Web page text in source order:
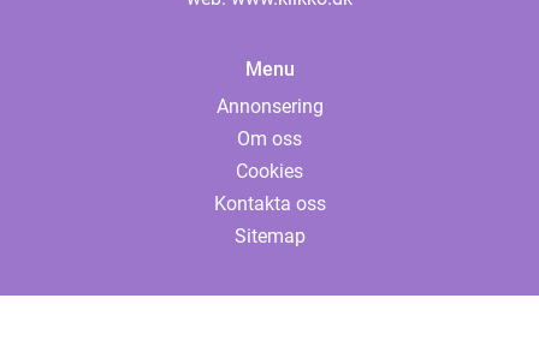
Menu
Annonsering
Om oss
Cookies
Kontakta oss
Sitemap